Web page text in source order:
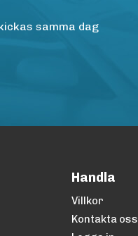
samma dag
Handla
Villkor
Kontakta oss